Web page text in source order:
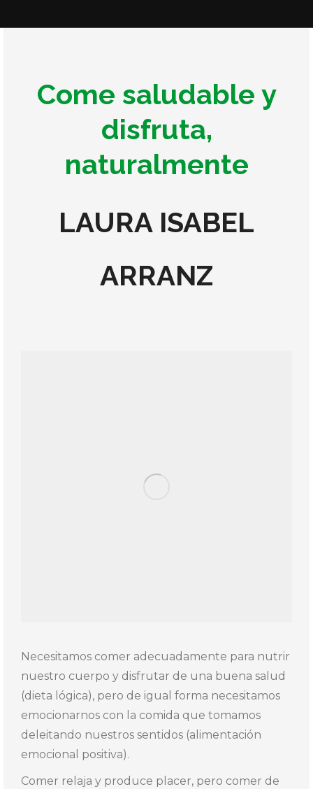
Come saludable y
disfruta,
naturalmente
LAURA ISABEL
ARRANZ
Necesitamos comer adecuadamente para nutrir
nuestro cuerpo y disfrutar de una buena salud
(dieta lógica), pero de igual forma necesitamos
emocionarnos con la comida que tomamos
deleitando nuestros sentidos (alimentación
emocional positiva).
Comer relaja y produce placer, pero comer de